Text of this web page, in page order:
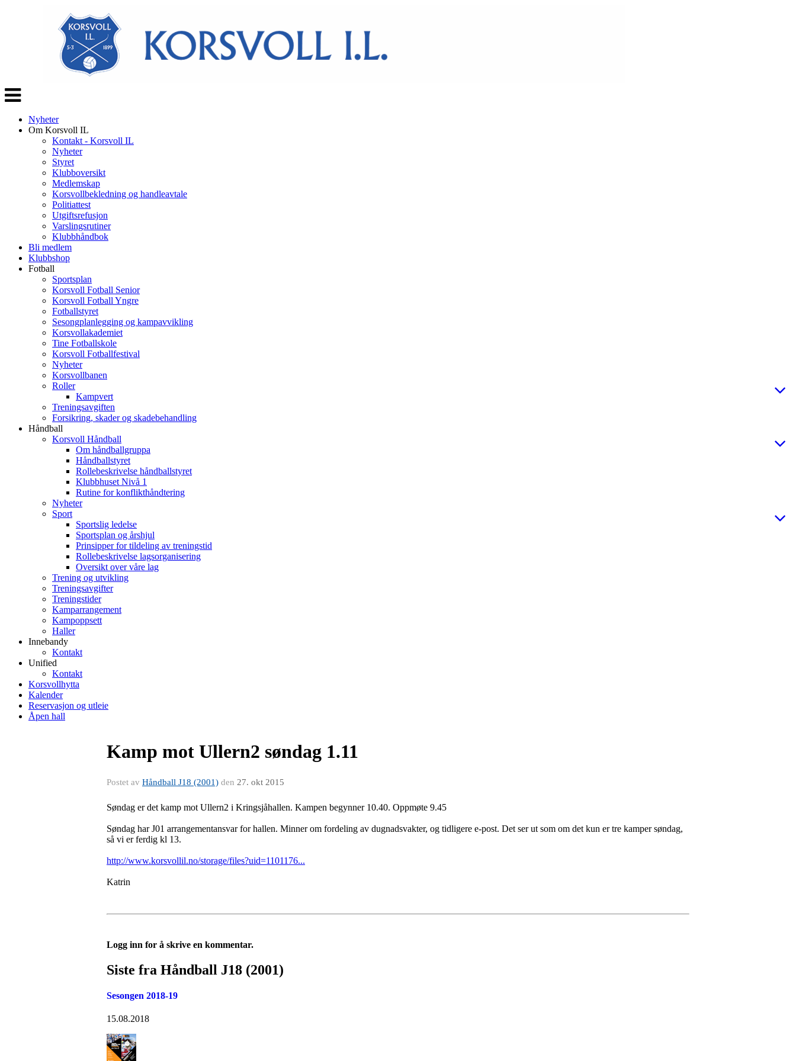
Veksle
navigasjon
Nyheter
Om Korsvoll IL
Kontakt - Korsvoll IL
Nyheter
Styret
Klubboversikt
Medlemskap
Korsvollbekledning og handleavtale
Politiattest
Utgiftsrefusjon
Varslingsrutiner
Klubbhåndbok
Bli medlem
Klubbshop
Fotball
Sportsplan
Korsvoll Fotball Senior
Korsvoll Fotball Yngre
Fotballstyret
Sesongplanlegging og kampavvikling
Korsvollakademiet
Tine Fotballskole
Korsvoll Fotballfestival
Nyheter
Korsvollbanen
Roller
Kampvert
Treningsavgiften
Forsikring, skader og skadebehandling
Håndball
Korsvoll Håndball
Om håndballgruppa
Håndballstyret
Rollebeskrivelse håndballstyret
Klubbhuset Nivå 1
Rutine for konflikthåndtering
Nyheter
Sport
Sportslig ledelse
Sportsplan og årshjul
Prinsipper for tildeling av treningstid
Rollebeskrivelse lagsorganisering
Oversikt over våre lag
Trening og utvikling
Treningsavgifter
Treningstider
Kamparrangement
Kampoppsett
Haller
Innebandy
Kontakt
Unified
Kontakt
Korsvollhytta
Kalender
Reservasjon og utleie
Åpen hall
Kamp mot Ullern2 søndag 1.11
Postet av Håndball J18 (2001) den 27. okt 2015
Søndag er det kamp mot Ullern2 i Kringsjåhallen. Kampen begynner 10.40. Oppmøte 9.45
Søndag har J01 arrangementansvar for hallen. Minner om fordeling av dugnadsvakter, og tidligere e-post. Det ser ut som om det kun er tre kamper søndag,
så vi er ferdig kl 13.
http://www.korsvollil.no/storage/files?uid=1101176...
Katrin
Logg inn for å skrive en kommentar.
Siste fra Håndball J18 (2001)
Sesongen 2018-19
15.08.2018